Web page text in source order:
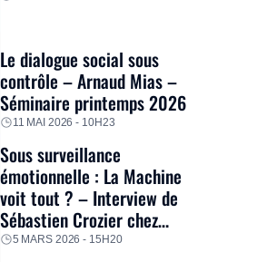
Le dialogue social sous
contrôle – Arnaud Mias –
Séminaire printemps 2026
11 MAI 2026 - 10H23
Sous surveillance
émotionnelle : La Machine
voit tout ? – Interview de
Sébastien Crozier chez
Thinkerview
5 MARS 2026 - 15H20